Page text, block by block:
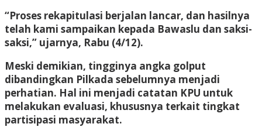
“Proses rekapitulasi berjalan lancar, dan hasilnya
telah kami sampaikan kepada Bawaslu dan saksi-
saksi,” ujarnya, Rabu (4/12).
Meski demikian, tingginya angka golput
dibandingkan Pilkada sebelumnya menjadi
perhatian. Hal ini menjadi catatan KPU untuk
melakukan evaluasi, khususnya terkait tingkat
partisipasi masyarakat.